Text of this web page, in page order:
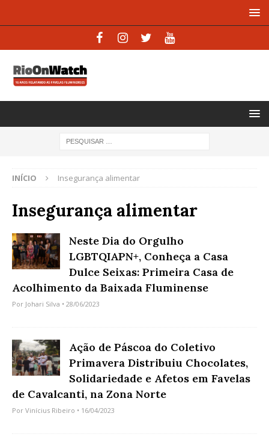
INÍCIO Insegurança alimentar
Insegurança alimentar
Neste Dia do Orgulho
LGBTQIAPN+, Conheça a Casa
Dulce Seixas: Primeira Casa de
Acolhimento da Baixada Fluminense
Por Johari Silva • 28/06/2023
Ação de Páscoa do Coletivo
Primavera Distribuiu Chocolates,
Solidariedade e Afetos em Favelas
de Cavalcanti, na Zona Norte
Por Vinícius Ribeiro • 16/04/2023